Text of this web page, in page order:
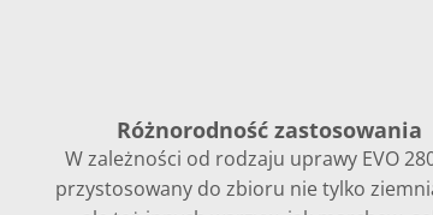
Różnorodność zastosowania
W zależności od rodzaju uprawy EVO
przystosowany do zbioru nie tylko